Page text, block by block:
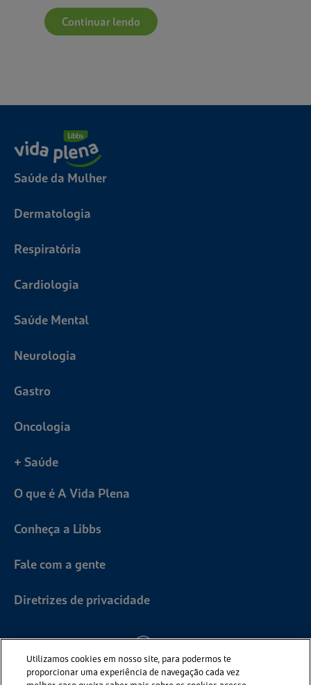
Aplicar
Continuar lendo
Saúde da Mulher
Dermatologia
Respiratória
Cardiologia
Saúde Mental
Neurologia
Gastro
Oncologia
+ Saúde
O que é A Vida Plena
Conheça a Libbs
Fale com a gente
Diretrizes de privacidade
Utilizamos cookies em nosso site, para podermos te
proporcionar uma experiência de navegação cada vez